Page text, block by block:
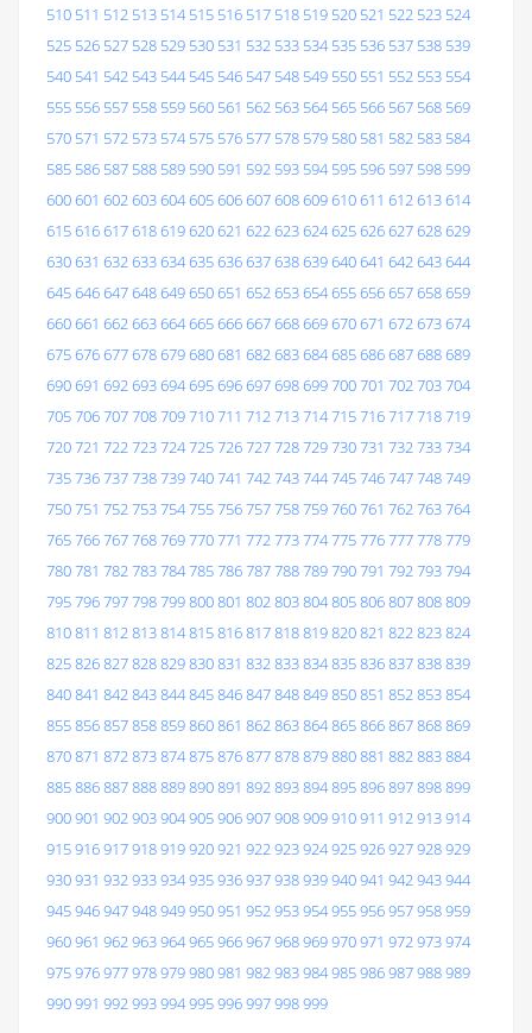
510 511 512 513 514 515 516 517 518 519 520 521 522 523 524
525 526 527 528 529 530 531 532 533 534 535 536 537 538 539
540 541 542 543 544 545 546 547 548 549 550 551 552 553 554
555 556 557 558 559 560 561 562 563 564 565 566 567 568 569
570 571 572 573 574 575 576 577 578 579 580 581 582 583 584
585 586 587 588 589 590 591 592 593 594 595 596 597 598 599
600601 602603604605606607608609610611 612613614
615616617618619620621 622623624625626627628629
630631 632633634635636637638639640641 642643644
645646647648649650651 652653654655656657658659
660661 662663664665666667668669670671 672673674
675676677678679680681 682683684685686687688689
690691 692693694695696697698699700701 702703704
705706707708709710711 712713714715716717718719
720721 722723724725726727728729730731 732733734
735736737738739740741 742743744745746747748749
750751 752753754755756757758759760761 762763764
765766767768769770771 772773774775776777778779
780781 782783784785786787788789790791 792793794
795796797798799800801 802803804805806807808809
810811 812813814815816817818819820821 822823824
825826827828829830831 832833834835836837838839
840841 842843844845846847848849850851 852853854
855856857858859860861 862863864865866867868869
870871 872873874875876877878879880881 882883884
885886887888889890891 892893894895896897898899
900901 902903904905906907908909910911 912913914
915916917918919920921 922923924925926927928929
930931 932933934935936937938939940941 942943944
945946947948949950951 952953954955956957958959
960961 962963964965966967968969970971 972973974
975976977978979980981 982983984985986987988989
990991 992993994995996997998999